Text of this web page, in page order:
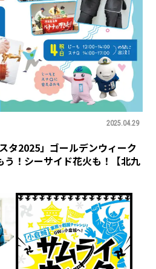
2025.04.29
タ2025」ゴールデンウィーク
う！シーサイド花火も！【北九